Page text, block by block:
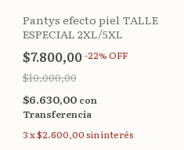
Pantys efecto piel TALLE
ESPECIAL 2XL/5XL
$7.800,00-22%OFF
$10.000,00
$6.630,00 con
Transferencia
3x$2.600,00sin interés